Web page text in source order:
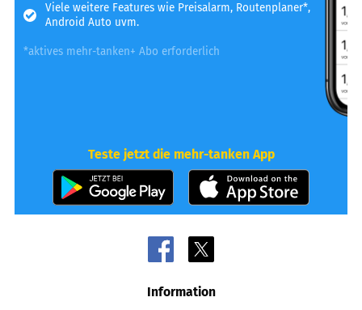
Viele weitere Features wie Preisalarm, Routenplaner*,
Android Auto uvm.
*aktives mehr-tanken+ Abo erforderlich
Teste jetzt die mehr-tanken App
Information